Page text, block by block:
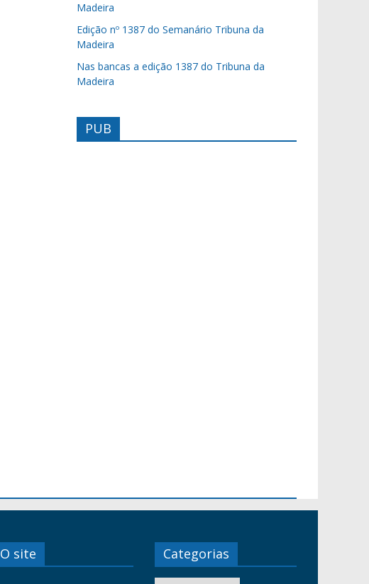
Madeira
Edição nº 1387 do Semanário Tribuna da
Madeira
Nas bancas a edição 1387 do Tribuna da
Madeira
PUB
O site Categorias